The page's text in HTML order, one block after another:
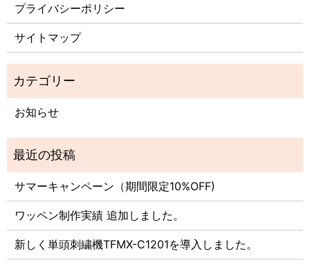
プライバシーポリシー
サイトマップ
お知らせ
サマーキャンペーン（期間限定10%OFF)
ワッペン制作実績 追加しました。
新しく単頭刺繍機TFMX-C1201を導入しました。